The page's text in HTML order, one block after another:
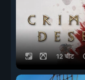
12 चीट